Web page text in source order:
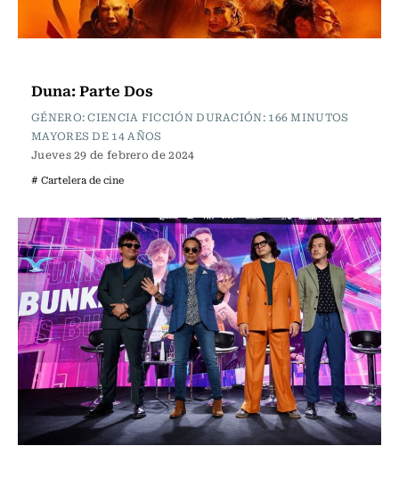
Duna: Parte Dos
GÉNERO: CIENCIA FICCIÓN DURACIÓN: 166 MINUTOS
MAYORES DE 14 AÑOS
Jueves 29 de febrero de 2024
# Cartelera de cine